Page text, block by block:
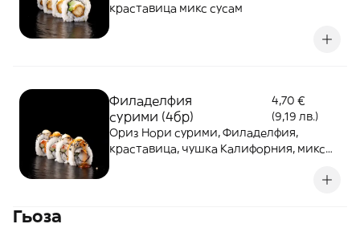
краставица микс сусам
Филаделфия
сурими (4бр)
4,70 €
(9,19 лв.)
Ориз Нори сурими, Филаделфия,
краставица, чушка Калифорния, микс
Гьоза